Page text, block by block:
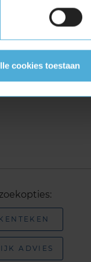
cookies toestaan
ADVIES